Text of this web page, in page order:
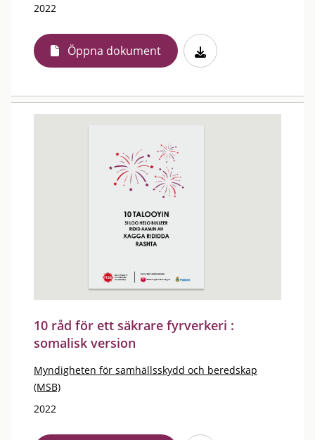
2022
Öppna dokument
10 råd för ett säkrare fyrverkeri :
somalisk version
Myndigheten för samhällsskydd och beredskap
(MSB)
2022